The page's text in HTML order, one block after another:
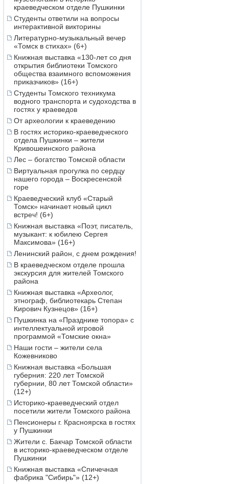
краеведческом отделе Пушкинки
Студенты ответили на вопросы
интерактивной викторины
Литературно-музыкальный вечер
«Томск в стихах» (6+)
Книжная выставка «130-лет со дня
открытия библиотеки Томского
общества взаимного вспоможения
приказчиков» (16+)
Студенты Томского техникума
водного транспорта и судоходства в
гостях у краеведов
От археологии к краеведению
В гостях историко-краеведческого
отдела Пушкинки – жители
Кривошеинского района
Лес – богатство Томской области
Виртуальная прогулка по сердцу
нашего города – Воскресенской
горе
Краеведческий клуб «Старый
Томск» начинает новый цикл
встреч! (6+)
Книжная выставка «Поэт, писатель,
музыкант: к юбилею Сергея
Максимова» (16+)
Ленинский район, с днем рождения!
В краеведческом отделе прошла
экскурсия для жителей Томского
района
Книжная выставка «Археолог,
этнограф, библиотекарь Степан
Кирович Кузнецов» (16+)
Пушкинка на «Празднике топора» с
интеллектуальной игровой
программой «Томские окна»
Наши гости – жители села
Кожевниково
Книжная выставка «Большая
губерния: 220 лет Томской
губернии, 80 лет Томской области»
(12+)
Историко-краеведческий отдел
посетили жители Томского района
Пенсионеры г. Красноярска в гостях
у Пушкинки
Жители с. Бакчар Томской области
в историко-краеведческом отделе
Пушкинки
Книжная выставка «Спичечная
фабрика "Сибирь"» (12+)